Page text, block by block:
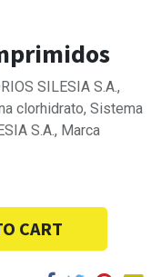
SILESIA S.A.,
clorhidrato, Sistema
S.A., Marca
CART